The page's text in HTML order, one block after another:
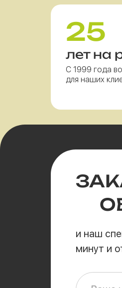
25
лет на
С 1999 года
для наших
и наш
минут и